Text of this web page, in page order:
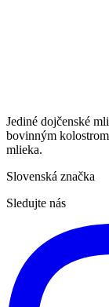
Jediné dojčenské
bovinným
mlieka.
Slovenská značka
Sledujte nás